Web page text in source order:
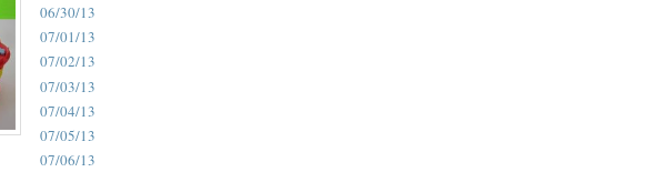
06/30/13
07/01/13
07/02/13
07/03/13
07/04/13
07/05/13
07/06/13